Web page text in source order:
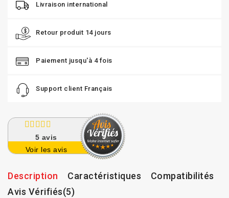
Livraison international
Retour produit 14 jours
Paiement jusqu'à 4 fois
Support client Français
5 avis
Voir les avis
Description Caractéristiques
Compatibilités
Avis Vérifiés(5)